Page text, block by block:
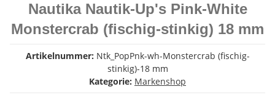
Nautika Nautik-Up's Pink-White
Monstercrab (fischig-stinkig) 18 mm
Artikelnummer: Ntk_PopPnk-wh-Monstercrab (fischig-
stinkig)-18 mm
Kategorie: Markenshop